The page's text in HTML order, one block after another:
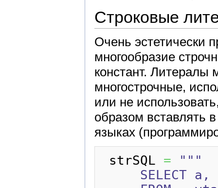
Строковые
Очень эстетически
многообразие
констант. Литералы
многострочные,
или не
образом вставлять
языках
strSQL =
"""